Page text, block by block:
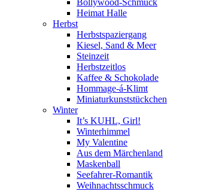
Bollywood-Schmuck
Heimat Halle
Herbst
Herbstspaziergang
Kiesel, Sand & Meer
Steinzeit
Herbstzeitlos
Kaffee & Schokolade
Hommage-á-Klimt
Miniaturkunststückchen
Winter
It’s KUHL, Girl!
Winterhimmel
My Valentine
Aus dem Märchenland
Maskenball
Seefahrer-Romantik
Weihnachtsschmuck